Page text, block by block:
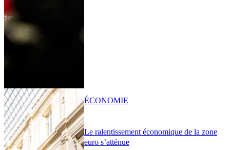
Le ralentissement économique de la zone
euro s’atténue
ÉCONOMIE